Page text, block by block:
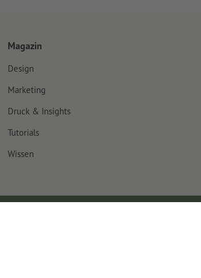
Magazin
Design
Marketing
Druck & Insights
Tutorials
Wissen